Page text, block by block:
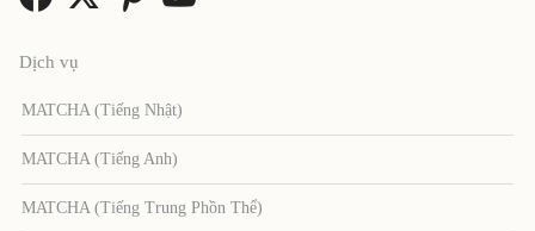
Dịch vụ
MATCHA (Tiếng Nhật)
MATCHA (Tiếng Anh)
MATCHA (Tiếng Trung Phồn Thể)